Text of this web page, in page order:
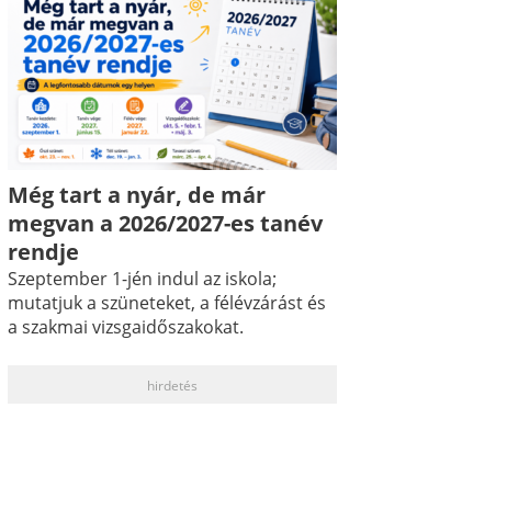
Még tart a nyár, de már
megvan a 2026/2027-es tanév
rendje
Szeptember 1-jén indul az iskola;
mutatjuk a szüneteket, a félévzárást és
a szakmai vizsgaidőszakokat.
hirdetés